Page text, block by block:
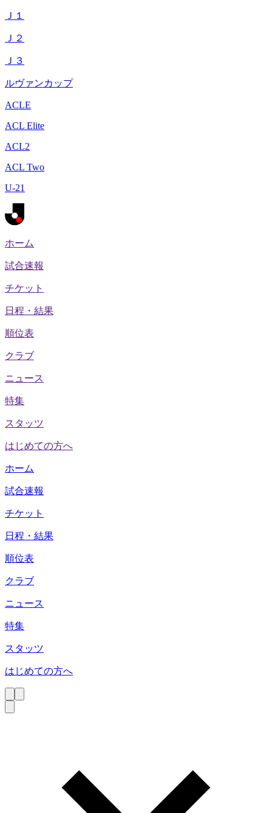
Ｊ１
Ｊ２
Ｊ３
ルヴァンカップ
ACLE
ACL Elite
ACL2
ACL Two
U-21
ホーム
試合速報
チケット
日程・結果
順位表
クラブ
ニュース
特集
スタッツ
はじめての方へ
ホーム
試合速報
チケット
日程・結果
順位表
クラブ
ニュース
特集
スタッツ
はじめての方へ